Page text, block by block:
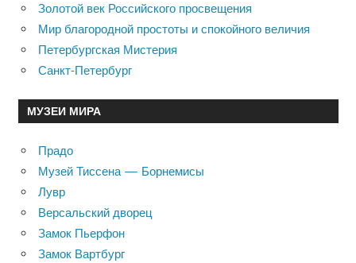
Золотой век Российского просвещения
Мир благородной простоты и спокойного величия
Петербургская Мистерия
Санкт-Петербург
МУЗЕИ МИРА
Прадо
Музей Тиссена — Борнемисы
Лувр
Версальский дворец
Замок Пьерфон
Замок Вартбург